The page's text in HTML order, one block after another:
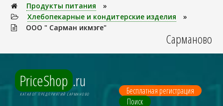
Продукты питания
»
Хлебопекарные и кондитерские изделия
»
ООО " Сарман икмэге"
Сарманово
PriceShop .ru
КАТАЛОГ ПРЕДПРИЯТИЙ САРМАНОВО
Бесплатная регистрация
Поиск